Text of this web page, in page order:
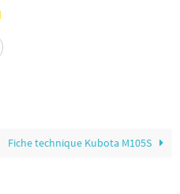
Fiche technique Kubota M105S